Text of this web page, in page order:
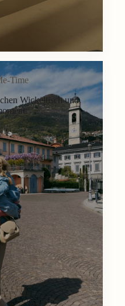
Time
Wickeltisch und